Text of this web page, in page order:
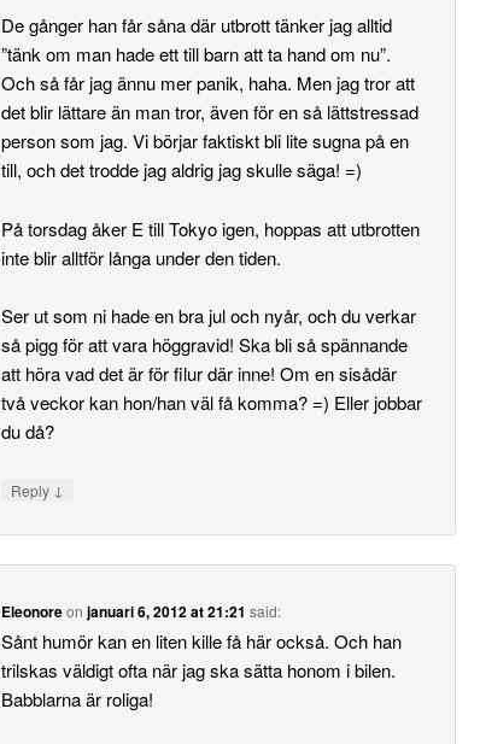
De gånger han får såna där utbrott tänker jag alltid
”tänk om man hade ett till barn att ta hand om nu”.
Och så får jag ännu mer panik, haha. Men jag tror att
det blir lättare än man tror, även för en så lättstressad
person som jag. Vi börjar faktiskt bli lite sugna på en
till, och det trodde jag aldrig jag skulle säga! =)
På torsdag åker E till Tokyo igen, hoppas att utbrotten
inte blir alltför långa under den tiden.
Ser ut som ni hade en bra jul och nyår, och du verkar
så pigg för att vara höggravid! Ska bli så spännande
att höra vad det är för filur där inne! Om en sisådär
två veckor kan hon/han väl få komma? =) Eller jobbar
du då?
Reply ↓
Eleonoreonjanuari 6, 2012 at 21:21 said:
Sånt humör kan en liten kille få här också. Och han
trilskas väldigt ofta när jag ska sätta honom i bilen.
Babblarna är roliga!